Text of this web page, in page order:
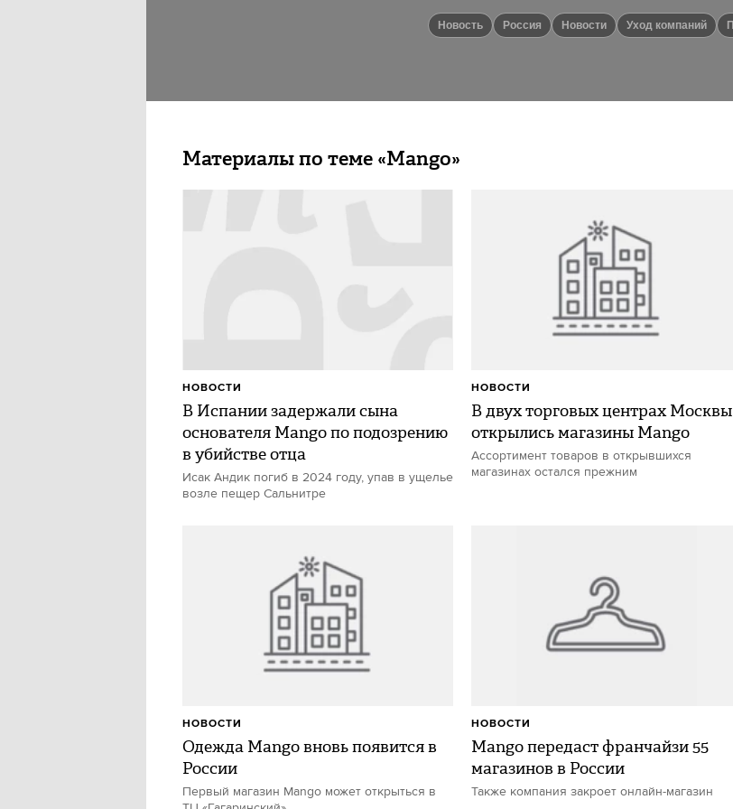
Новость Россия новости Уход компаний
Материалы по теме «Mango»
В Испании задержали сына
основателя Mango по подозрению
в убийстве отца
Исак Андик погиб в 2024 году, упав в ущелье
возле пещер Сальнитре
НОВОСТИ
В двух торговых центрах Москвы
открылись магазины Mango
Ассортимент товаров в открывшихся
магазинах остался прежним
НОВОСТИ
Одежда Mango вновь появится в
России
Первый магазин Mango может открыться в
НОВОСТИ
Mango передаст франчайзи 55
магазинов в России
Также компания закроет онлайн-магазин
НОВОСТИ